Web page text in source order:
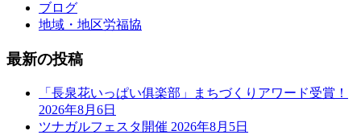
ブログ
地域・地区労福協
最新の投稿
「長泉花いっぱい俱楽部」まちづくりアワード受賞！
2026年8月6日
ツナガルフェスタ開催 2026年8月5日